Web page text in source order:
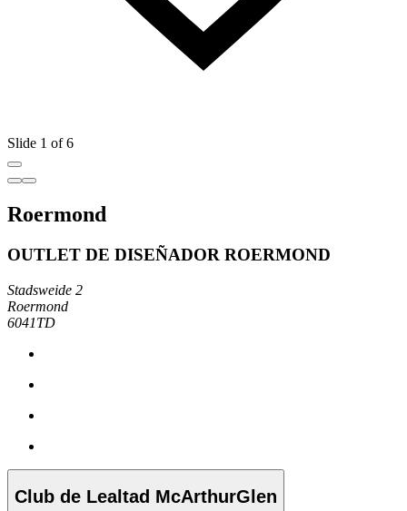
Slide 1 of 6
Roermond
OUTLET DE DISEÑADOR ROERMOND
Stadsweide 2
Roermond
6041TD
Club de Lealtad McArthurGlen